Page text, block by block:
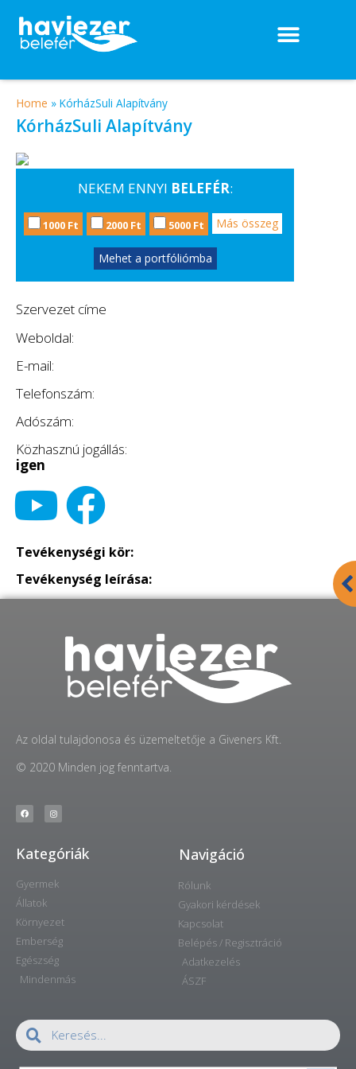
Home » KórházSuli Alapítvány
KórházSuli Alapítvány
NEKEM ENNYI BELEFÉR:
1000 Ft 2000 Ft 5000 Ft Más összeg
Mehet a portfóliómba
Szervezet címe
Weboldal:
E-mail:
Telefonszám:
Adószám:
Közhasznú jogállás:
igen
Tevékenységi kör:
Tevékenység leírása:
Az oldal tulajdonosa és üzemeltetője a Giveners Kft.
© 2020 Minden jog fenntartva.
Kategóriák
Gyermek
Állatok
Környezet
Emberség
Egészség
Mindenmás
Navigáció
Rólunk
Gyakori kérdések
Kapcsolat
Belépés / Regisztráció
Adatkezelés
ÁSZF